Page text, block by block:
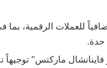
أوسع تضم 11 عقداً إضافياً
حدة.
ماركتس”